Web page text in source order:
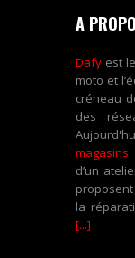
A
Dafy est
moto et
créneau
des
magasins
d’un
la
[...]